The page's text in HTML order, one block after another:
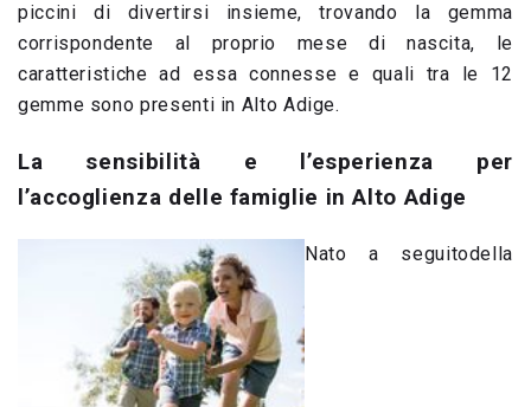
piccini di divertirsi insieme, trovando la gemma
corrispondente al proprio mese di nascita, le
caratteristiche ad essa connesse e quali tra le 12
gemme sono presenti in Alto Adige.
La sensibilità e l’esperienza per
l’accoglienza delle famiglie in Alto Adige
Nato a seguitodella